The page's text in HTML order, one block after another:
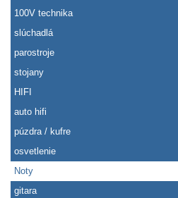
100V technika
slúchadlá
parostroje
stojany
HIFI
auto hifi
púzdra / kufre
osvetlenie
Noty
gitara